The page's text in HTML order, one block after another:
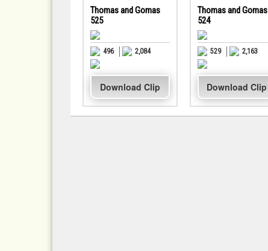
Thomas and Gomas
525
496 2,084
Download Clip
Thomas and Gomas
524
529 2,163
Download Clip